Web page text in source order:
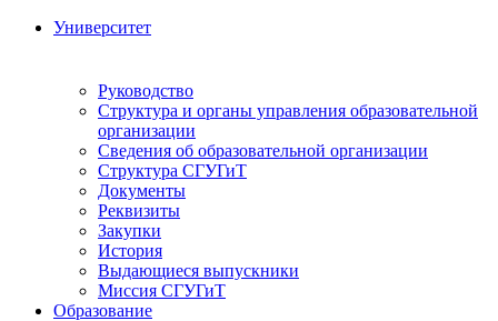
Университет
Руководство
Структура и органы управления образовательной
организации
Сведения об образовательной организации
Структура СГУГиТ
Документы
Реквизиты
Закупки
История
Выдающиеся выпускники
Миссия СГУГиТ
Образование